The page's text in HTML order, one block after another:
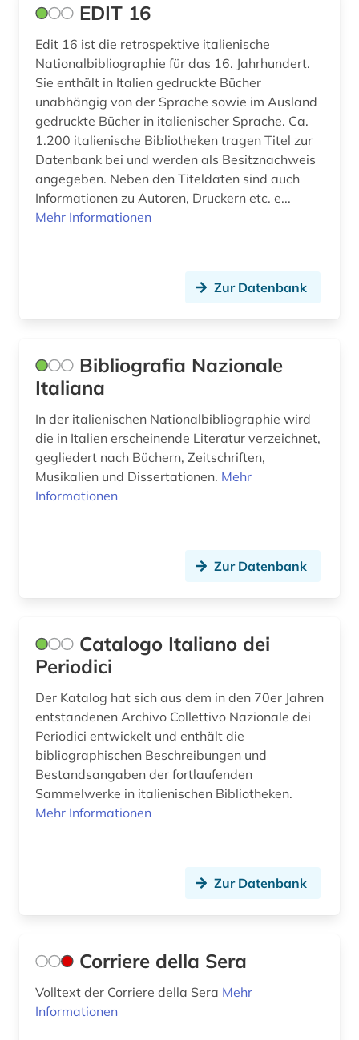
EDIT 16
Edit 16 ist die retrospektive italienische
Nationalbibliographie für das 16. Jahrhundert.
Sie enthält in Italien gedruckte Bücher
unabhängig von der Sprache sowie im Ausland
gedruckte Bücher in italienischer Sprache. Ca.
1.200 italienische Bibliotheken tragen Titel zur
Datenbank bei und werden als Besitznachweis
angegeben. Neben den Titeldaten sind auch
Informationen zu Autoren, Druckern etc. e...
Mehr Informationen
Zur Datenbank
Bibliografia Nazionale
Italiana
In der italienischen Nationalbibliographie wird
die in Italien erscheinende Literatur verzeichnet,
gegliedert nach Büchern, Zeitschriften,
Musikalien und Dissertationen. Mehr
Informationen
Zur Datenbank
Catalogo Italiano dei
Periodici
Der Katalog hat sich aus dem in den 70er Jahren
entstandenen Archivo Collettivo Nazionale dei
Periodici entwickelt und enthält die
bibliographischen Beschreibungen und
Bestandsangaben der fortlaufenden
Sammelwerke in italienischen Bibliotheken.
Mehr Informationen
Zur Datenbank
Corriere della Sera
Volltext der Corriere della Sera Mehr
Informationen